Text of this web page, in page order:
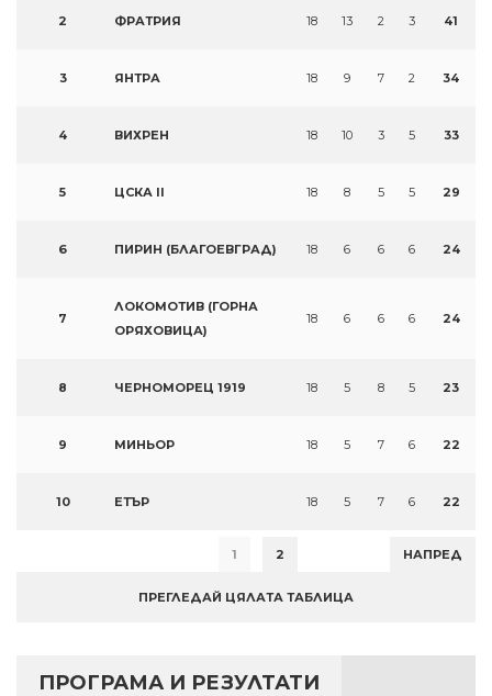
2 ФРАТРИЯ 18 13 2 3 41
3 ЯНТРА 18 9 7 2 34
4 ВИХРЕН 18 10 3 5 33
5 ЦСКА II 18 8 5 5 29
6 ПИРИН (БЛАГОЕВГРАД) 18 6 6 6 24
7
ЛОКОМОТИВ (ГОРНА
ОРЯХОВИЦА)
18 6 6 6 24
8 ЧЕРНОМОРЕЦ 1919 18 5 8 5 23
9 МИНЬОР 18 5 7 6 22
10 ЕТЪР 18 5 7 6 22
1 2 НАПРЕД
ПРЕГЛЕДАЙ ЦЯЛАТА ТАБЛИЦА
ПРОГРАМА И РЕЗУЛТАТИ